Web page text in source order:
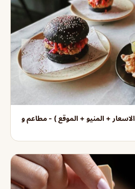
+ المنيو + الموقع ) - مطاعم و